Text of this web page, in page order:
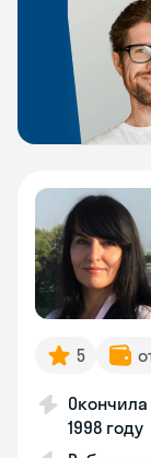
5
1998 году